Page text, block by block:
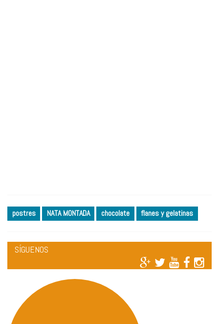
postres NATA MONTADA chocolate flanes y gelatinas
SÍGUENOS